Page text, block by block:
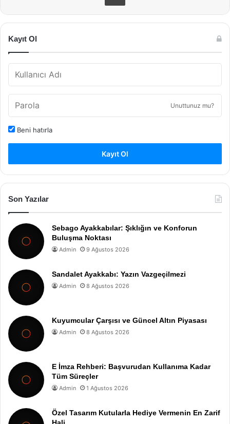
Kayıt Ol
Unuttunuz mu?
Beni hatırla
Kayıt Ol
Son Yazılar
Sebago Ayakkabılar: Şıklığın ve Konforun
Buluşma Noktası
Admin 9 Ağustos 2026
Sandalet Ayakkabı: Yazın Vazgeçilmezi
Admin 8 Ağustos 2026
Kuyumcular Çarşısı ve Güncel Altın Piyasası
Admin 8 Ağustos 2026
E İmza Rehberi: Başvurudan Kullanıma Kadar
Tüm Süreçler
Admin 1 Ağustos 2026
Özel Tasarım Kutularla Hediye Vermenin En Zarif